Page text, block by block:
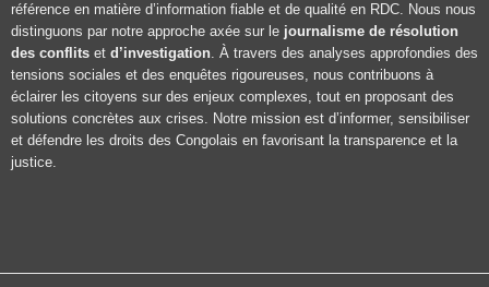
référence en matière d’information fiable et de qualité en RDC. Nous nous
distinguons par notre approche axée sur le journalisme de résolution
des conflits et d’investigation. À travers des analyses approfondies des
tensions sociales et des enquêtes rigoureuses, nous contribuons à
éclairer les citoyens sur des enjeux complexes, tout en proposant des
solutions concrètes aux crises. Notre mission est d’informer, sensibiliser
et défendre les droits des Congolais en favorisant la transparence et la
justice.